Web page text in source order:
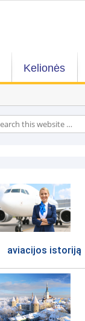
Kelionės
aviacijos istoriją